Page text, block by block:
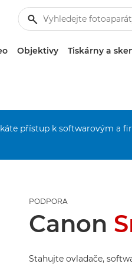
Objektivy Tiskárny a
přístup k softwarovým a
PODPORA
Canon
Stahujte ovladače,